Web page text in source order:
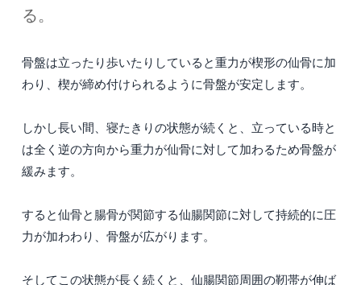
る。
骨盤は立ったり歩いたりしていると重力が楔形の仙骨に加
わり、楔が締め付けられるように骨盤が安定します。
しかし長い間、寝たきりの状態が続くと、立っている時と
は全く逆の方向から重力が仙骨に対して加わるため骨盤が
緩みます。
すると仙骨と腸骨が関節する仙腸関節に対して持続的に圧
力が加わわり、骨盤が広がります。
そしてこの状態が長く続くと、仙腸関節周囲の靭帯が伸ば